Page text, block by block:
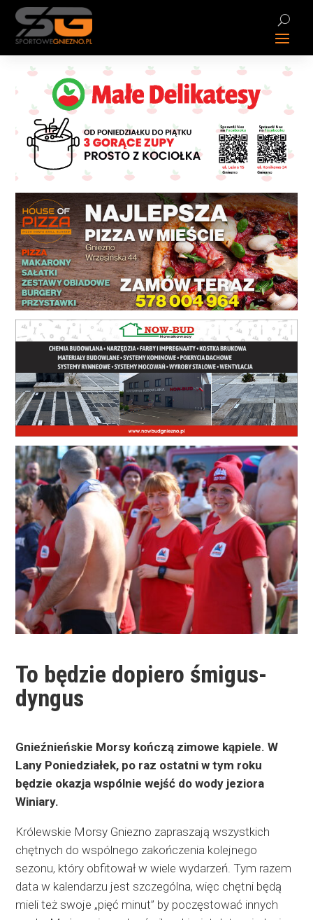
To będzie dopiero śmigus-
dyngus
Gnieźnieńskie Morsy kończą zimowe kąpiele. W
Lany Poniedziałek, po raz ostatni w tym roku
będzie okazja wspólnie wejść do wody jeziora
Winiary.
Królewskie Morsy Gniezno zapraszają wszystkich
chętnych do wspólnego zakończenia kolejnego
sezonu, który obfitował w wiele wydarzeń. Tym razem
data w kalendarzu jest szczególna, więc chętni będą
mieli też swoje „pięć minut” by poczęstować innych